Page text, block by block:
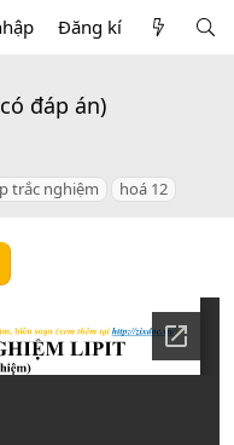
Đăng kí
đáp án)
trắc nghiệm hoá 12